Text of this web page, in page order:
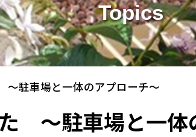
Topics
駐車場と一体のアプローチ～
～駐車場と一体